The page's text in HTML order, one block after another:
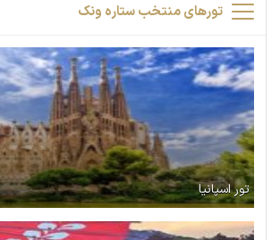
تورهای منتخب ستاره ونک
تور اسپانیا